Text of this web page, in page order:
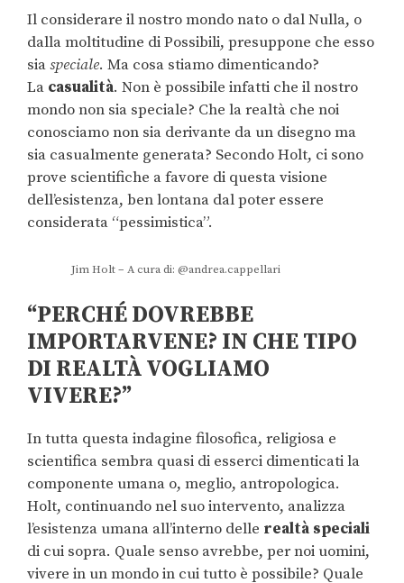
Il considerare il nostro mondo nato o dal Nulla, o
dalla moltitudine di Possibili, presuppone che esso
siaspeciale. Ma cosa stiamo dimenticando?
La casualità. Non è possibile infatti che il nostro
mondo non sia speciale? Che la realtà che noi
conosciamo non sia derivante da un disegno ma
sia casualmente generata? Secondo Holt, ci sono
prove scientifiche a favore di questa visione
dell’esistenza, ben lontana dal poter essere
considerata “pessimistica”.
Jim Holt – A cura di: @andrea.cappellari
“PERCHÉ DOVREBBE
IMPORTARVENE? IN CHE TIPO
DI REALTÀ VOGLIAMO
VIVERE?”
In tutta questa indagine filosofica, religiosa e
scientifica sembra quasi di esserci dimenticati la
componente umana o, meglio, antropologica.
Holt, continuando nel suo intervento, analizza
l’esistenza umana all’interno delle realtà speciali
di cui sopra. Quale senso avrebbe, per noi uomini,
vivere in un mondo in cui tutto è possibile? Quale